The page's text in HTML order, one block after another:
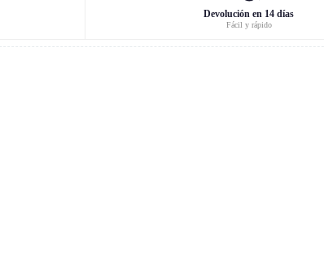
Devolución en 14 días
Fácil y rápido